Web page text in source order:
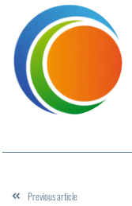
Previous article